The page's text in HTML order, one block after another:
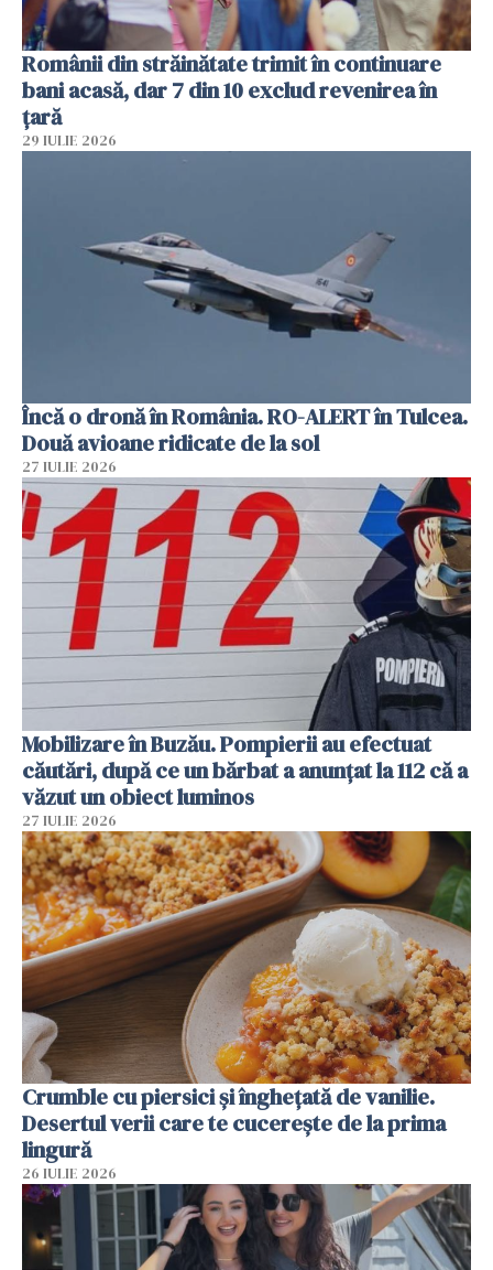
Românii din străinătate trimit în continuare
bani acasă, dar 7 din 10 exclud revenirea în
țară
29 IULIE 2026
Încă o dronă în România. RO-ALERT în Tulcea.
Două avioane ridicate de la sol
27 IULIE 2026
Mobilizare în Buzău. Pompierii au efectuat
căutări, după ce un bărbat a anunțat la 112 că a
văzut un obiect luminos
27 IULIE 2026
Crumble cu piersici și înghețată de vanilie.
Desertul verii care te cucerește de la prima
lingură
26 IULIE 2026